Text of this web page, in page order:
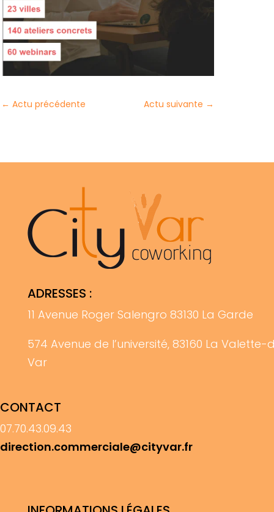
← Actu précédente Actu suivante →
ADRESSES :
11 Avenue Roger Salengro 83130 La Garde
574 Avenue de l’université, 83160 La Valette-
Var
CONTACT
07.70.43.09.43
direction.commerciale@cityvar.fr